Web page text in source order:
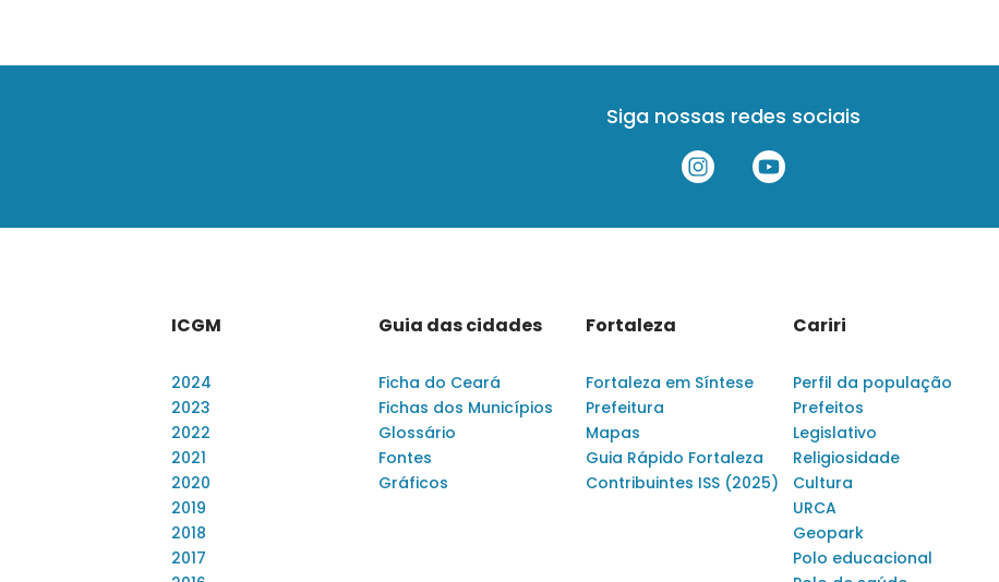
Siga nossas redes sociais
ICGM
2024
2023
2022
2021
2020
2019
2018
2017
Guia das cidades
Ficha do Ceará
Fichas dos Municípios
Glossário
Fontes
Gráficos
Fortaleza
Fortaleza em Síntese
Prefeitura
Mapas
Guia Rápido Fortaleza
Contribuintes ISS (2025)
Cariri
Perfil da população
Prefeitos
Legislativo
Religiosidade
Cultura
URCA
Geopark
Polo educacional